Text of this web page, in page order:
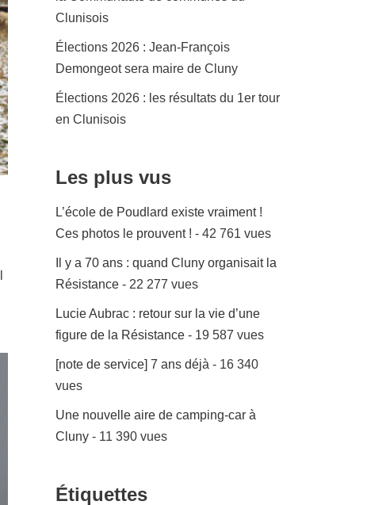
Clunisois
Élections 2026 : Jean-François
Demongeot sera maire de Cluny
Élections 2026 : les résultats du 1er tour
en Clunisois
Les plus vus
L’école de Poudlard existe vraiment !
Ces photos le prouvent ! - 42 761 vues
Il y a 70 ans : quand Cluny organisait la
Résistance - 22 277 vues
Lucie Aubrac : retour sur la vie d’une
figure de la Résistance - 19 587 vues
[note de service] 7 ans déjà - 16 340
vues
Une nouvelle aire de camping-car à
Cluny - 11 390 vues
Étiquettes